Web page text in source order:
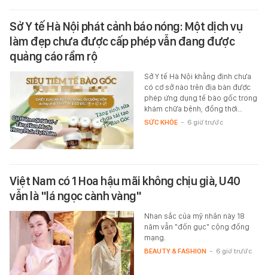
Sở Y tế Hà Nội phát cảnh báo nóng: Một dịch vụ
làm đẹp chưa được cấp phép vẫn đang được
quảng cáo rầm rộ
Sở Y tế Hà Nội khẳng định chưa
có cơ sở nào trên địa bàn được
phép ứng dụng tế bào gốc trong
khám chữa bệnh, đồng thời…
SỨC KHỎE - 6 giờ trước
Việt Nam có 1 Hoa hậu mãi không chịu già, U40
vẫn là "lá ngọc cành vàng"
Nhan sắc của mỹ nhân này 18
năm vẫn "đốn gục" cộng đồng
mạng.
BEAUTY & FASHION - 6 giờ trước